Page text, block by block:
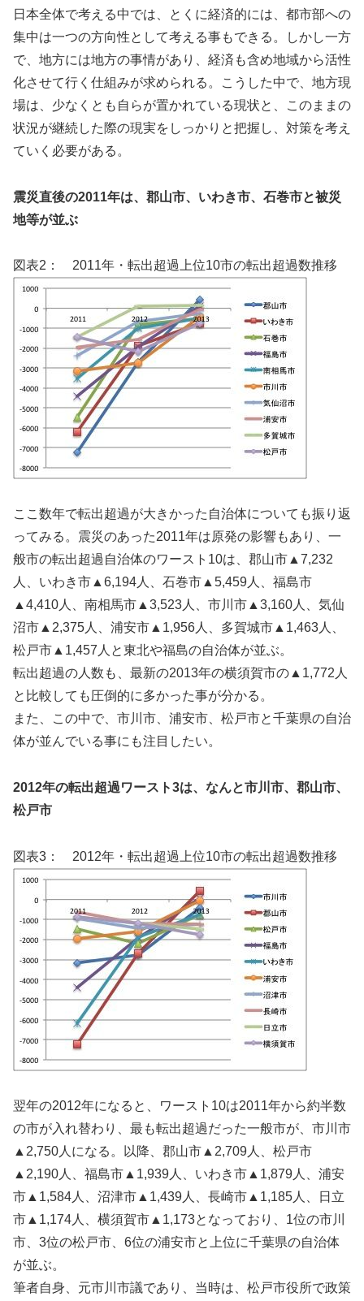
日本全体で考える中では、とくに経済的には、都市部への
集中は一つの方向性として考える事もできる。しかし一方
で、地方には地方の事情があり、経済も含め地域から活性
化させて行く仕組みが求められる。こうした中で、地方現
場は、少なくとも自らが置かれている現状と、このままの
状況が継続した際の現実をしっかりと把握し、対策を考え
ていく必要がある。
震災直後の2011年は、郡山市、いわき市、石巻市と被災
地等が並ぶ
図表2： 2011年・転出超過上位10市の転出超過数推移
ここ数年で転出超過が大きかった自治体についても振り返
ってみる。震災のあった2011年は原発の影響もあり、一
般市の転出超過自治体のワースト10は、郡山市▲7,232
人、いわき市▲6,194人、石巻市▲5,459人、福島市
▲4,410人、南相馬市▲3,523人、市川市▲3,160人、気仙
沼市▲2,375人、浦安市▲1,956人、多賀城市▲1,463人、
松戸市▲1,457人と東北や福島の自治体が並ぶ。
転出超過の人数も、最新の2013年の横須賀市の▲1,772人
と比較しても圧倒的に多かった事が分かる。
また、この中で、市川市、浦安市、松戸市と千葉県の自治
体が並んでいる事にも注目したい。
2012年の転出超過ワースト3は、なんと市川市、郡山市、
松戸市
図表3： 2012年・転出超過上位10市の転出超過数推移
翌年の2012年になると、ワースト10は2011年から約半数
の市が入れ替わり、最も転出超過だった一般市が、市川市
▲2,750人になる。以降、郡山市▲2,709人、松戸市
▲2,190人、福島市▲1,939人、いわき市▲1,879人、浦安
市▲1,584人、沼津市▲1,439人、長崎市▲1,185人、日立
市▲1,174人、横須賀市▲1,173となっており、1位の市川
市、3位の松戸市、6位の浦安市と上位に千葉県の自治体
が並ぶ。
筆者自身、元市川市議であり、当時は、松戸市役所で政策